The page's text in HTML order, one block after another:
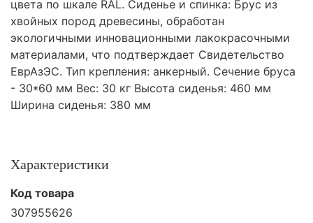
цвета по шкале RAL. Сиденье и спинка: Брус из
хвойных пород древесины, обработан
экологичными инновационными лакокрасочными
материалами, что подтверждает Свидетельство
ЕврАзЭС. Тип крепления: анкерный. Сечение бруса
- 30*60 мм Вес: 30 кг Высота сиденья: 460 мм
Ширина сиденья: 380 мм
Характеристики
Код товара
307955626